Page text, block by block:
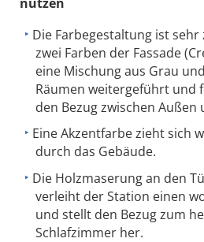
Die Farbegestaltung ist
zwei Farben der Fassade
eine Mischung aus Grau
Räumen weitergeführt und
den Bezug zwischen Außen
Eine Akzentfarbe zieht sich
durch das Gebäude.
Die Holzmaserung an den
verleiht der Station einen
und stellt den Bezug zum
Schlafzimmer her.